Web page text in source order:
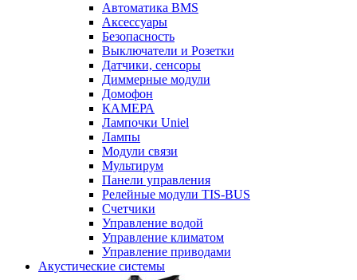
Автоматика BMS
Аксессуары
Безопасность
Выключатели и Розетки
Датчики, сенсоры
Диммерные модули
Домофон
КАМЕРА
Лампочки Uniel
Лампы
Модули связи
Мультирум
Панели управления
Релейные модули TIS-BUS
Счетчики
Управление водой
Управление климатом
Управление приводами
Акустические системы